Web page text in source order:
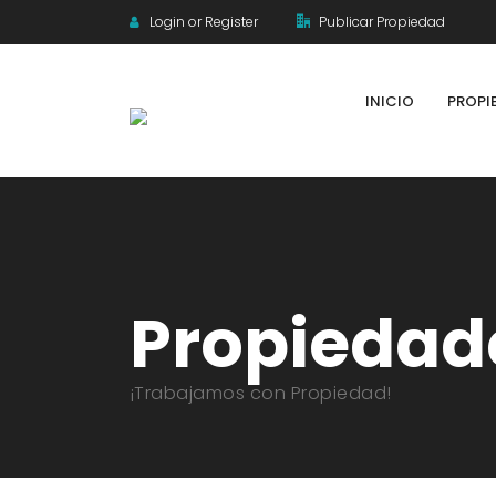
Login or Register Publicar Propiedad
INICIO
¡Trabajamos con Propiedad!